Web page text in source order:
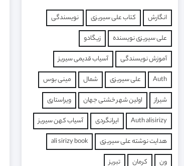
انگارش کتاب علی سیریزی
نویسندگی
علی سیریزی نویسنده
زیگادو
آموزش نویسندگی
آسیاب قدیمی سیریز
Auth
علی سیریزی شمال
مینی بوس
شیراز
اولین شهر خشتی جهان
ویراستاری
Auth alisirizy
ایرانگردی
آسیاب کهن سیریز
هدایت نوشته علی سیریزی
ali sirizy book
ون
کرمان
تبریز